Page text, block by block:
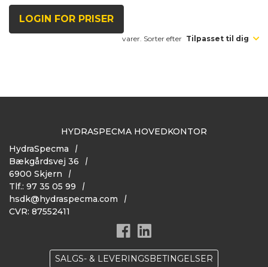
LOGIN FOR PRISER
varer. Sorter efter Tilpasset til dig
HYDRASPECMA HOVEDKONTOR
HydraSpecma
Bækgårdsvej 36
6900 Skjern
Tlf.: 97 35 05 99
hsdk@hydraspecma.com
CVR: 87552411
SALGS- & LEVERINGSBETINGELSER